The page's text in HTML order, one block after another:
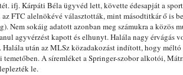
ifj. Kárpáti Béla ügyvéd lett, követte édesapját a
FTC alelnökévé választották, mint másodtitkár ő is
Nem sokáig adatott azonban meg számukra a közös
agyvérzést kapott és elhunyt. Halála nagy érvágás
Halála után az MLSz közadakozást indított, hogy
temetőben. A síremléket a Springer-szobor alkotói,
le.